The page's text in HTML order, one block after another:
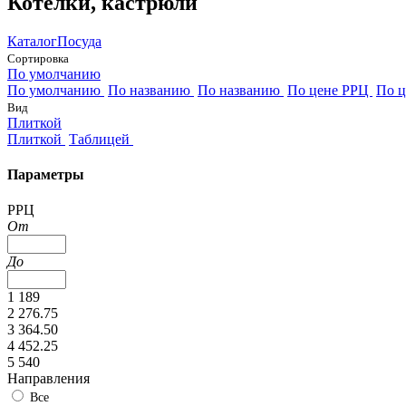
КаталогПосуда
Сортировка
По умолчанию
По умолчанию По названию По названию По цене РРЦ По
Вид
Плиткой
Плиткой Таблицей
Параметры
РРЦ
От
До
1 189
2 276.75
3 364.50
4 452.25
5 540
Направления
Все